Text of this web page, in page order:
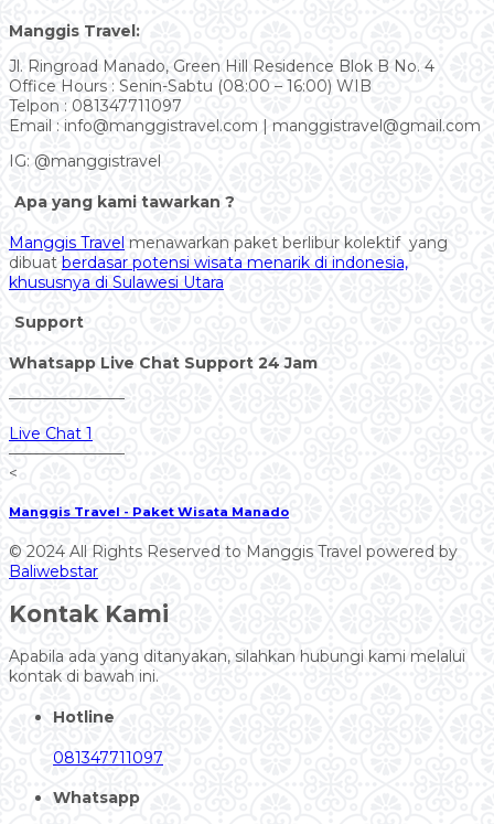
Manggis Travel:
Jl. Ringroad Manado, Green Hill Residence Blok B No. 4
Office Hours : Senin-Sabtu (08:00 – 16:00) WIB
Telpon : 081347711097
Email : info@manggistravel.com | manggistravel@gmail.com
IG: @manggistravel
Apa yang kami tawarkan ?
Manggis Travel menawarkan paket berlibur kolektif yang
dibuat berdasar potensi wisata menarik di indonesia,
khususnya di Sulawesi Utara
Support
Whatsapp Live Chat Support 24 Jam
———————–
Live Chat 1
———————–
<
Manggis Travel - Paket Wisata Manado
© 2024 All Rights Reserved to Manggis Travel powered by
Baliwebstar
Kontak Kami
Apabila ada yang ditanyakan, silahkan hubungi kami melalui
kontak di bawah ini.
Hotline
081347711097
Whatsapp